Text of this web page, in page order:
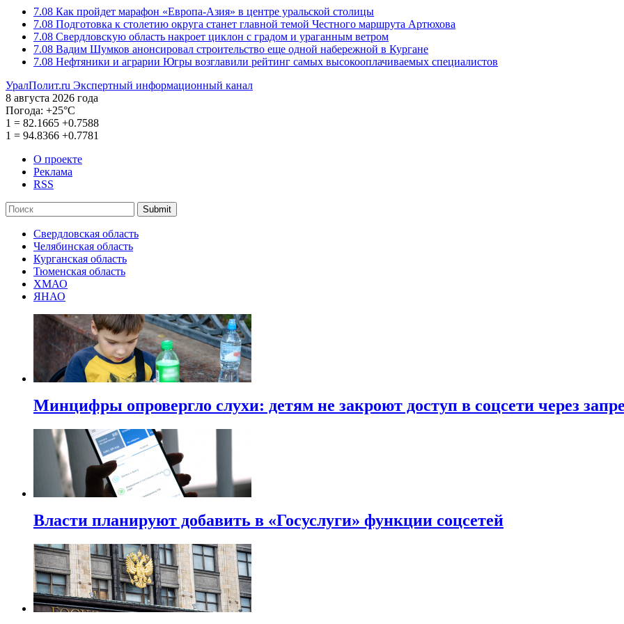
7.08 Как пройдет марафон «Европа-Азия» в центре уральской столицы
7.08 Подготовка к столетию округа станет главной темой Честного маршрута Артюхова
7.08 Свердловскую область накроет циклон с градом и ураганным ветром
7.08 Вадим Шумков анонсировал строительство еще одной набережной в Кургане
7.08 Нефтяники и аграрии Югры возглавили рейтинг самых высокооплачиваемых специалистов
УралПолит.ru Экспертный информационный канал
8 августа 2026 года
Погода: +25°С
1 = 82.1665 +0.7588
1 = 94.8366 +0.7781
О проекте
Реклама
RSS
Submit
Свердловская область
Челябинская область
Курганская область
Тюменская область
ХМАО
ЯНАО
Минцифры опровергло слухи: детям не закроют доступ в соцсети через
Власти планируют добавить в «Госуслуги» функции соцсетей